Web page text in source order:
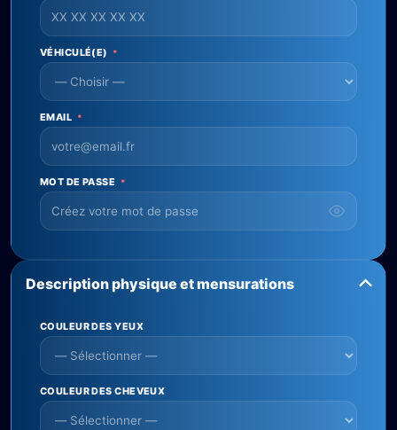
VÉHICULÉ(E) *
EMAIL *
MOT DE PASSE *
Description physique et mensurations
COULEUR DES YEUX
COULEUR DES CHEVEUX